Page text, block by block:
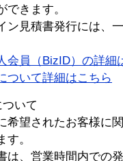
できます。
ン見積書発行には、
会員（BizID）の詳細
ついて詳細はこちら
いて
希望されたお客様に
す。
は、営業時間内での